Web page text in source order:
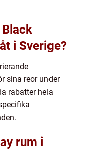
i Sverige?
sina reor under
rabatter hela
rum i